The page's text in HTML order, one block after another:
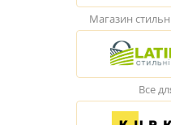
Магазин
Все